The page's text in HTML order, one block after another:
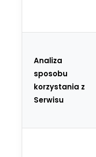
Analiza
sposobu
korzystania z
Serwisu